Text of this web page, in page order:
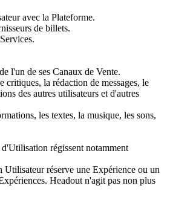
avec la Plateforme.
de billets.
l'un de ses Canaux de Vente.
la rédaction de messages, le
des autres utilisateurs et d'autres
les textes, la musique, les sons,
régissent notamment
Utilisateur réserve une Expérience ou un
Headout n'agit pas non plus